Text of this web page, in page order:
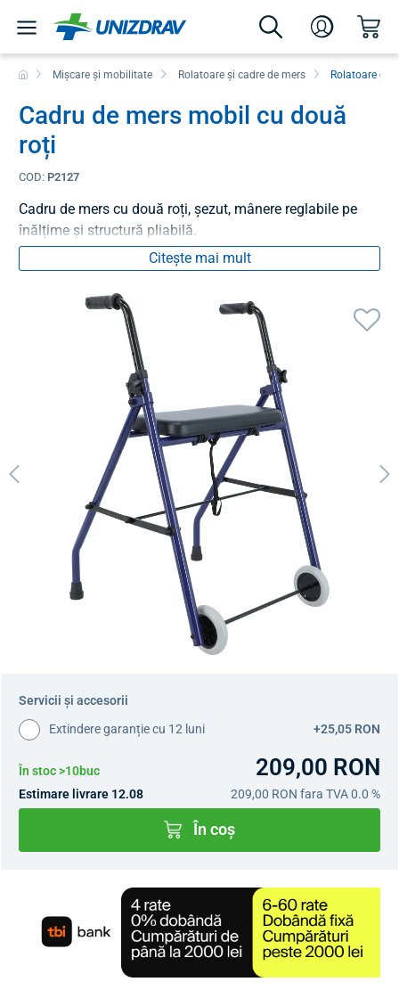
Mișcare și mobilitate Rolatoare și cadre de mers Rolatoare cu
Cadru de mers mobil cu două
roți
COD: P2127
Cadru de mers cu două roți, șezut, mânere reglabile pe
înălțime și structură pliabilă.
Citește mai mult
Servicii și accesorii
Extindere garanție cu 12 luni +25,05 RON
În stoc >10buc 209,00 RON
Estimare livrare 12.08 209,00 RON fara TVA 0.0 %
În coș